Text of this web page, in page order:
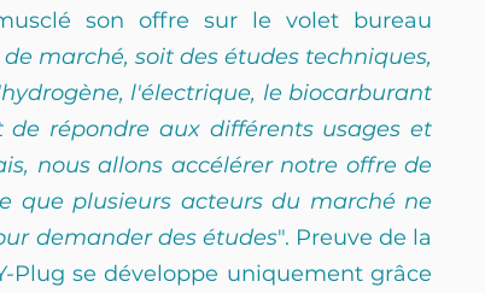
son offre sur le volet bureau
marché, soit des études techniques,
l'électrique, le biocarburant
répondre aux différents usages et
nous allons accélérer notre offre de
que plusieurs acteurs du marché ne
demander des études". Preuve de la
Plug se développe uniquement grâce